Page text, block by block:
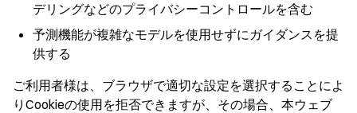
デリングなどのプライバシーコントロールを含む
予測機能が複雑なモデルを使用せずにガイダンスを提
供する
ご利用者様は、ブラウザで適切な設定を選択することによ
りCookieの使用を拒否できますが、その場合、本ウェブ